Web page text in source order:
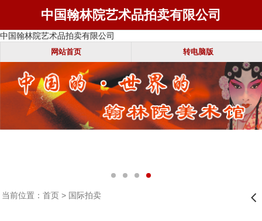
中国翰林院艺术品拍卖有限公司
中国翰林院艺术品拍卖有限公司
网站首页 转电脑版
当前位置： 首页> 国际拍卖 󰊒